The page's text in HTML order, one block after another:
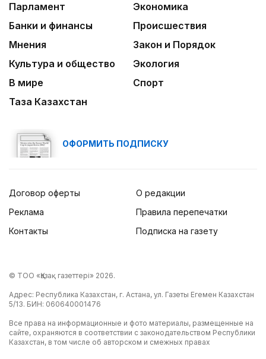
Парламент
Экономика
Банки и финансы
Происшествия
Мнения
Закон и Порядок
Культура и общество
Экология
В мире
Спорт
Таза Казахстан
ОФОРМИТЬ ПОДПИСКУ
Договор оферты
Реклама
Контакты
О редакции
Правила перепечатки
Подписка на газету
© ТОО «Қазақ газеттері» 2026.
Адрес: Республика Казахстан, г. Астана, ул. Газеты Егемен Казахстан
5/13. БИН: 060640001476
Все права на информационные и фото материалы, размещенные на
сайте, охраняются в соответствии с законодательством Республики
Казахстан, в том числе об авторском и смежных правах